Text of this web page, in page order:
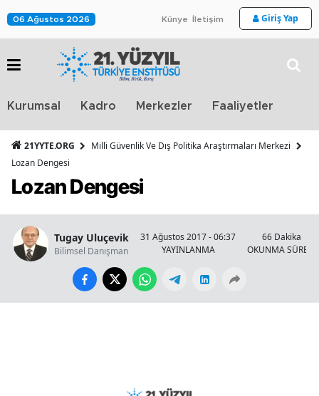
06 Ağustos 2026 Künye İletişim Giriş Yap
Kurumsal Kadro Merkezler Faaliyetler
21YYTE.ORG
Milli Güvenlik Ve Dış Politika Araştırmaları Merkezi
Lozan Dengesi
Lozan Dengesi
Tugay Uluçevik
Bilimsel Danışman
31 Ağustos 2017 - 06:37
YAYINLANMA
66 Dakika
OKUNMA SÜRESİ